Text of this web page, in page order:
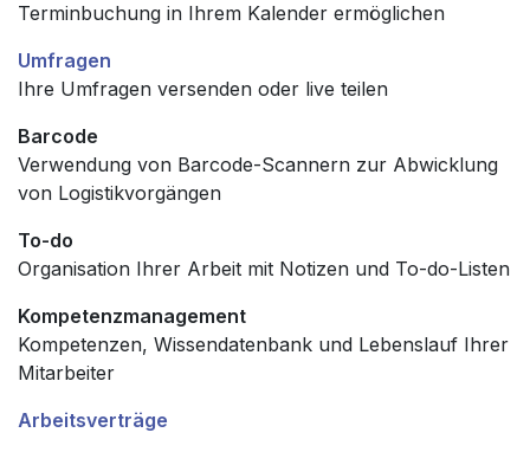
Terminbuchung in Ihrem Kalender ermöglichen
Umfragen
Ihre Umfragen versenden oder live teilen
Barcode
Verwendung von Barcode-Scannern zur Abwicklung
von Logistikvorgängen
To-do
Organisation Ihrer Arbeit mit Notizen und To-do-Listen
Kompetenzmanagement
Kompetenzen, Wissendatenbank und Lebenslauf Ihrer
Mitarbeiter
Arbeitsverträge